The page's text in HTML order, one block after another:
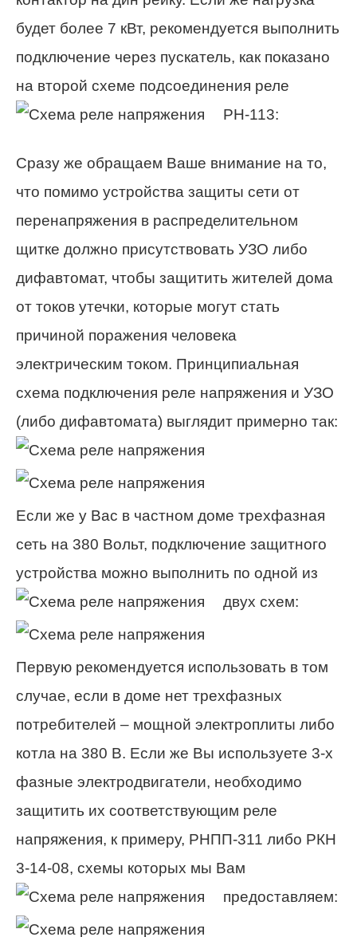
будет более 7 кВт, рекомендуется выполнить
подключение через пускатель, как показано
на второй схеме подсоединения реле
РН-113:
Сразу же обращаем Ваше внимание на то,
что помимо устройства защиты сети от
перенапряжения в распределительном
щитке должно присутствовать УЗО либо
дифавтомат, чтобы защитить жителей дома
от токов утечки, которые могут стать
причиной поражения человека
электрическим током. Принципиальная
схема подключения реле напряжения и УЗО
(либо дифавтомата) выглядит примерно так:
Если же у Вас в частном доме трехфазная
сеть на 380 Вольт, подключение защитного
устройства можно выполнить по одной из
двух схем:
Первую рекомендуется использовать в том
случае, если в доме нет трехфазных
потребителей – мощной электроплиты либо
котла на 380 В. Если же Вы используете 3-х
фазные электродвигатели, необходимо
защитить их соответствующим реле
напряжения, к примеру, РНПП-311 либо РКН
3-14-08, схемы которых мы Вам
предоставляем: